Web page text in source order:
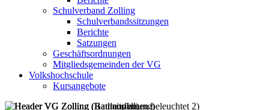
Schulverband Zolling
Schulverbandssitzungen
Berichte
Satzungen
Geschäftsordnungen
Mitgliedsgemeinden der VG
Volkshochschule
Kursangebote